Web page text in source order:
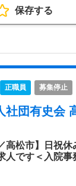
保存する
正職員 募集停止
社団有史会
高松市】日祝
人です＜入院事